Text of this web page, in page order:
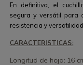
En definitiva, el
segura y versátil para
resistencia y
CARACTERISTICAS:
Longitud de hoja: 16